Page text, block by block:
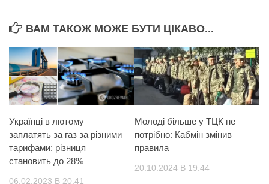
ВАМ ТАКОЖ МОЖЕ БУТИ ЦІКАВО...
Українці в лютому
заплатять за газ за різними
тарифами: різниця
становить до 28%
06.02.2023 В 20:41
Молоді більше у ТЦК не
потрібно: Кабмін змінив
правила
20.10.2024 В 19:44